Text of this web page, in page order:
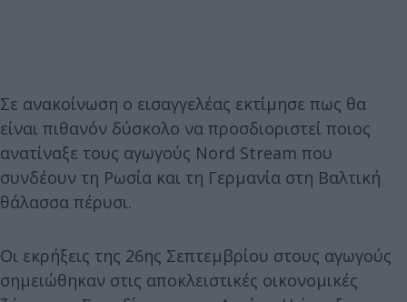
Σε ανακοίνωση ο εισαγγελέας εκτίμησε πως θα
είναι πιθανόν δύσκολο να προσδιοριστεί ποιος
ανατίναξε τους αγωγούς Nord Stream που
συνδέουν τη Ρωσία και τη Γερμανία στη Βαλτική
θάλασσα πέρυσι.
Οι εκρήξεις της 26ης Σεπτεμβρίου στους αγωγούς
σημειώθηκαν στις αποκλειστικές οικονομικές